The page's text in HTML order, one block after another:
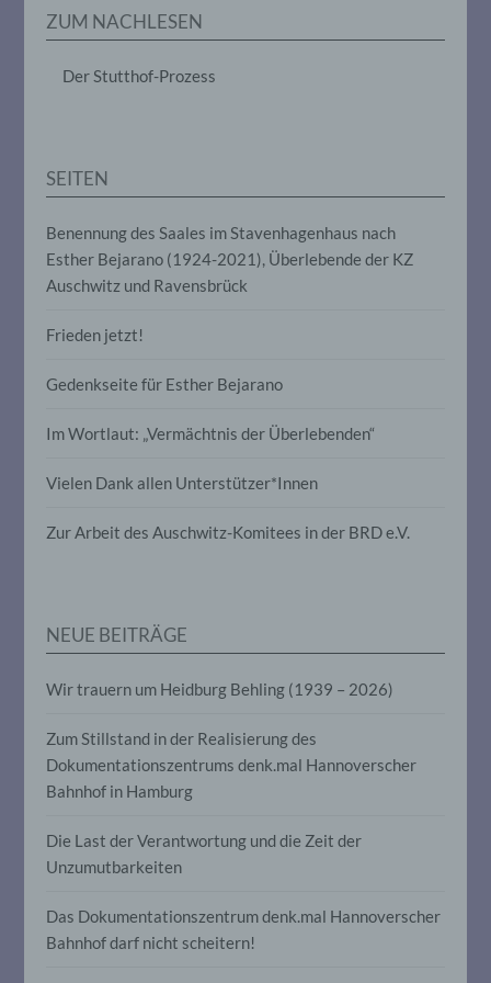
ZUM NACHLESEN
Der Stutthof-Prozess
SEITEN
Benennung des Saales im Stavenhagenhaus nach
Esther Bejarano (1924-2021), Überlebende der KZ
Auschwitz und Ravensbrück
Frieden jetzt!
Gedenkseite für Esther Bejarano
Im Wortlaut: „Vermächtnis der Überlebenden“
Vielen Dank allen Unterstützer*Innen
Zur Arbeit des Auschwitz-Komitees in der BRD e.V.
NEUE BEITRÄGE
Wir trauern um Heidburg Behling (1939 – 2026)
Zum Stillstand in der Realisierung des
Dokumentationszentrums denk.mal Hannoverscher
Bahnhof in Hamburg
Die Last der Verantwortung und die Zeit der
Unzumutbarkeiten
Das Dokumentationszentrum denk.mal Hannoverscher
Bahnhof darf nicht scheitern!
das Ordnen, die Speicherung, die
Anpassung oder Veränderung, das
die Offenlegung durch Übermittlung,
d) Einschränkung der Verarbeitung
Einschränkung der Verarbeitung ist die
ihre künftige Verarbeitung einzuschränken.
Verarbeitung personenbezogener Daten,
werden, um bestimmte persönliche
Gesundheit, persönlicher Vorlieben,
Interessen, Zuverlässigkeit, Verhalten,
Aufenthaltsort oder Ortswechsel dieser
natürlichen Person zu analysieren oder
f) Pseudonymisierung
Pseudonymisierung ist die Verarbeitung
personenbezogener Daten in einer Weise,
auf welche die personenbezogenen Daten
Informationen nicht mehr einer
spezifischen betroffenen Person